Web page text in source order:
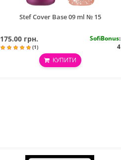
Stef Cover Base 09 ml № 15
175.00 грн.
(1)
SofiBonus:
4
КУПИТИ